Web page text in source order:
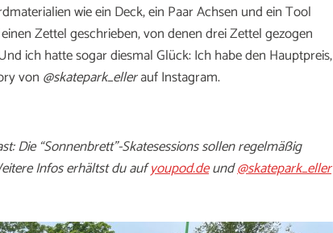
wie ein Deck, ein Paar Achsen und ein Tool
Zettel geschrieben, von denen drei Zettel gezogen
ich hatte sogar diesmal Glück: Ich habe den Hauptpreis,
von @skatepark_ellerauf Instagram.
Die “Sonnenbrett”-Skatesessions sollen regelmäßig
Infos erhältst du aufyoupod.deund@skatepark_eller